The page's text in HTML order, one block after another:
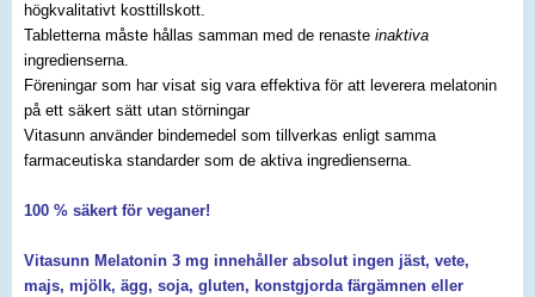
högkvalitativt kosttillskott.
Tabletterna måste hållas samman med de renaste inaktiva
ingredienserna.
Föreningar som har visat sig vara effektiva för att leverera melatonin
på ett säkert sätt utan störningar
Vitasunn använder bindemedel som tillverkas enligt samma
farmaceutiska standarder som de aktiva ingredienserna.
100 % säkert för veganer!
Vitasunn Melatonin 3 mg innehåller absolut ingen jäst, vete,
majs, mjölk, ägg, soja, gluten, konstgjorda färgämnen eller